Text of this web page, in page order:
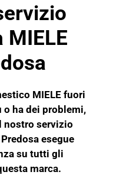
MIELE fuori
ha dei problemi,
nostro servizio
esegue
su tutti gli
marca.